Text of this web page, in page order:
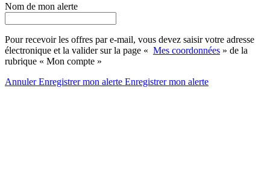
Nom de mon alerte
Pour recevoir les offres par e-mail, vous devez saisir votre adresse
électronique et la valider sur la page « Mes coordonnées » de la
rubrique « Mon compte »
AnnulerEnregistrer mon alerte Enregistrermon alerte